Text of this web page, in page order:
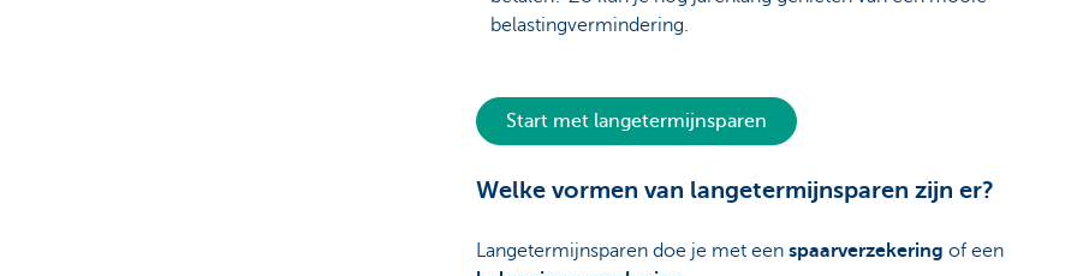
belastingvermindering.
Start met langetermijnsparen
Welke vormen van langetermijnsparen zijn er?
Langetermijnsparen doe je met een spaarverzekering of een